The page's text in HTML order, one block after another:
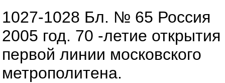
1027-1028 Бл. № 65 Россия
2005 год. 70 -летие открытия
первой линии московского
метрополитена.